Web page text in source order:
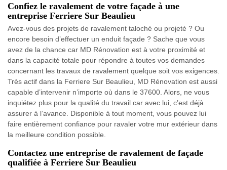
Confiez le ravalement de votre façade à une
entreprise Ferriere Sur Beaulieu
Avez-vous des projets de ravalement taloché ou projeté ? Ou
encore besoin d’effectuer un enduit façade ? Sache que vous
avez de la chance car MD Rénovation est à votre proximité et
dans la capacité totale pour répondre à toutes vos demandes
concernant les travaux de ravalement quelque soit vos exigences.
Très actif dans la Ferriere Sur Beaulieu, MD Rénovation est aussi
capable d’intervenir n’importe où dans le 37600. Alors, ne vous
inquiétez plus pour la qualité du travail car avec lui, c’est déjà
assurer à l’avance. Disponible à tout moment, vous pouvez lui
faire entièrement confiance pour ravaler votre mur extérieur dans
la meilleure condition possible.
Contactez une entreprise de ravalement de façade
qualifiée à Ferriere Sur Beaulieu